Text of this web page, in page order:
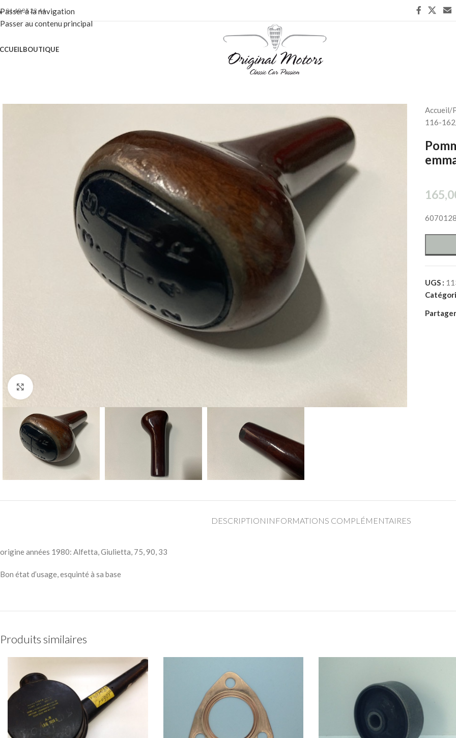
Passer à la navigation
Passer au contenu principal
01 40 86 22 44
BOUTIQUE
Accueil/
116-162
UGS :
DESCRIPTION INFORMATIONS COMPLÉMENTAIRES
origine années 1980: Alfetta, Giulietta, 75, 90, 33
Bon état d’usage, esquinté à sa base
Produits similaires